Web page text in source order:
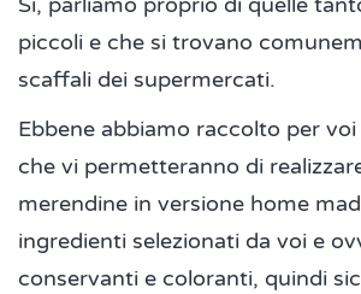
piccoli e che si trovano
scaffali dei supermercati.
Ebbene abbiamo raccolto per
che vi permetteranno di
merendine in versione home
ingredienti selezionati da voi e
conservanti e coloranti, quindi